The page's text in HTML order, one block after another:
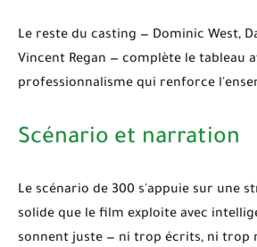
Le reste du casting — Dominic West,
Vincent Regan — complète le tableau
professionnalisme qui renforce
Scénario et narration
Le scénario de 300 s'appuie sur une
solide que le film exploite avec
sonnent juste — ni trop écrits, ni trop